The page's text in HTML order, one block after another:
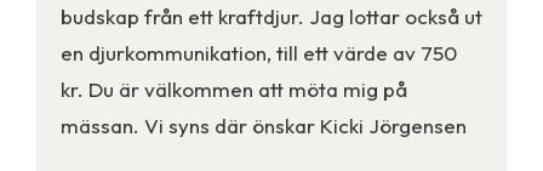
budskap från ett kraftdjur. Jag lottar också ut
en djurkommunikation, till ett värde av 750
kr. Du är välkommen att möta mig på
mässan. Vi syns där önskar Kicki Jörgensen